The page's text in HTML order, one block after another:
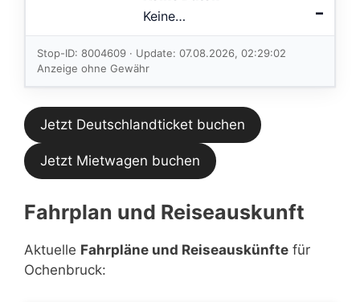
Keine
Verbindungen
im aktuellen
Feed.
–
Stop-ID: 8004609 · Update: 07.08.2026, 02:29:02
Anzeige ohne Gewähr
Jetzt Deutschlandticket buchen
Jetzt Mietwagen buchen
Fahrplan und Reiseauskunft
Aktuelle Fahrpläne und Reiseauskünfte für
Ochenbruck: